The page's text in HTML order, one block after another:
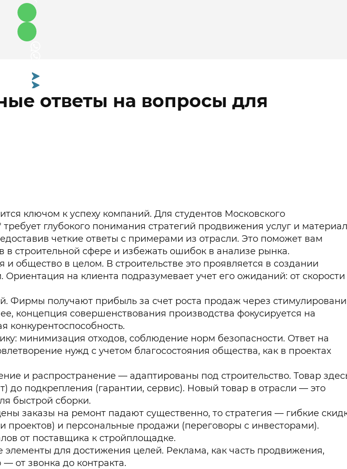
МТИ
ответы на вопросы для
ключом к успеху компаний. Для студентов Московского
глубокого понимания стратегий продвижения услуг и
четкие ответы с примерами из отрасли. Это поможет вам
в строительной сфере и избежать ошибок в анализе рынка.
общество в целом. В строительстве это проявляется в создании
на клиента подразумевает учет его ожиданий: от скорости
Фирмы получают прибыль за счет роста продаж через
концепция совершенствования производства фокусируется на
конкурентоспособность.
минимизация отходов, соблюдение норм безопасности. Ответ на
нужд с учетом благосостояния общества, как в проектах
и распространение — адаптированы под строительство. Товар
до подкрепления (гарантии, сервис). Новый товар в отрасли — это
быстрой сборки.
заказы на ремонт падают существенно, то стратегия — гибкие
и персональные продажи (переговоры с инвесторами).
от поставщика к стройплощадке.
для достижения целей. Реклама, как часть продвижения,
от звонка до контракта.